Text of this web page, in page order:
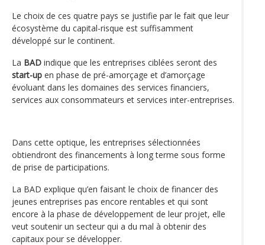
Le choix de ces quatre pays se justifie par le fait que leur
écosystème du capital-risque est suffisamment
développé sur le continent.
La BAD indique que les entreprises ciblées seront des
start-up en phase de pré-amorçage et d’amorçage
évoluant dans les domaines des services financiers,
services aux consommateurs et services inter-entreprises.
Dans cette optique, les entreprises sélectionnées
obtiendront des financements à long terme sous forme
de prise de participations.
La BAD explique qu’en faisant le choix de financer des
jeunes entreprises pas encore rentables et qui sont
encore à la phase de développement de leur projet, elle
veut soutenir un secteur qui a du mal à obtenir des
capitaux pour se développer.